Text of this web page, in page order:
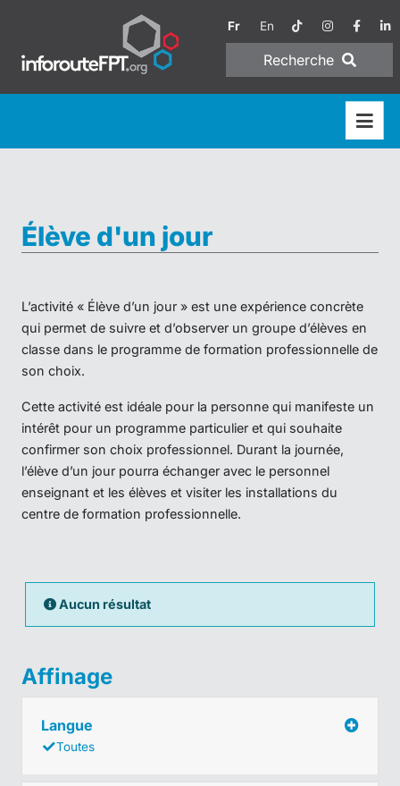
Fr En
Recherche
Élève d'un jour
L’activité « Élève d’un jour » est une expérience concrète
qui permet de suivre et d’observer un groupe d’élèves en
classe dans le programme de formation professionnelle de
son choix.
Cette activité est idéale pour la personne qui manifeste un
intérêt pour un programme particulier et qui souhaite
confirmer son choix professionnel. Durant la journée,
l’élève d’un jour pourra échanger avec le personnel
enseignant et les élèves et visiter les installations du
centre de formation professionnelle.
Aucun résultat
Affinage
Langue
Toutes